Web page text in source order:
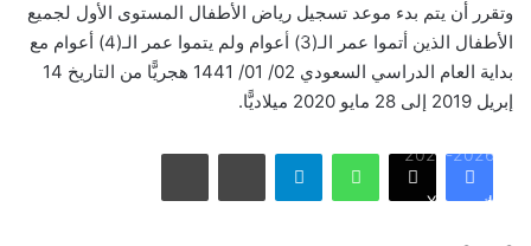
وتقرر أن يتم بدء موعد تسجيل رياض الأطفال المستوى الأول لجميع
الأطفال الذين أتموا عمر الـ(3) أعوام ولم يتموا عمر الـ(4) أعوام مع
بداية العام الدراسي السعودي 02/ 01/ 1441 هجريًّا من التاريخ 14
إبريل 2019 إلى 28 مايو 2020 ميلاديًّا.
فيسبوك X
واتساب تيلقرام مشاركة عبر البريد طباعة
أمريكا تشنّ الجولة الثالثة من ضرباتها الجوية على إيران رداً على
هجوم بمضيق هرمز
2026-2027